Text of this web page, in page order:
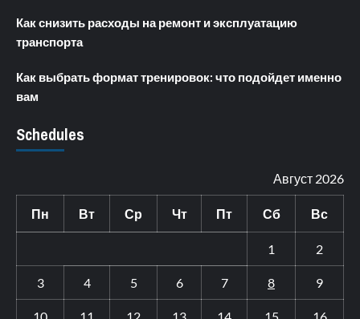
Как снизить расходы на ремонт и эксплуатацию
транспорта
Как выбрать формат тренировок: что подойдет именно
вам
Schedules
Август 2026
Пн Вт Ср Чт Пт Сб Вс
1 2
3 4 5 6 7 8 9